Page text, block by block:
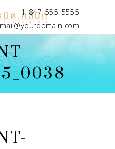
1-847-555-5555